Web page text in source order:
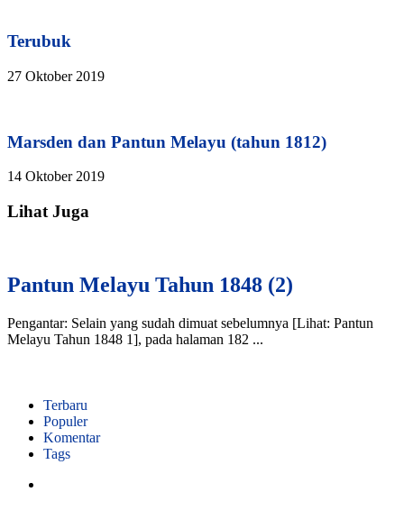
Terubuk
27 Oktober 2019
Marsden dan Pantun Melayu (tahun 1812)
14 Oktober 2019
Lihat Juga
Pantun Melayu Tahun 1848 (2)
Pengantar: Selain yang sudah dimuat sebelumnya [Lihat: Pantun
Melayu Tahun 1848 1], pada halaman 182 ...
Terbaru
Populer
Komentar
Tags